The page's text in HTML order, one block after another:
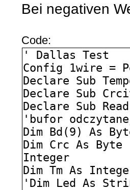
Bei negativen
Code:
' Dallas Test
Config 1wire =
Declare Sub
Declare Sub
Declare Sub
'bufor
Dim Bd(9) As
Dim Crc As
Integer
Dim Tm As
'Dim Led As